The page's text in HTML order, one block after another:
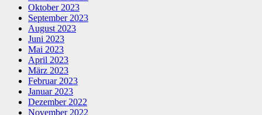
Oktober 2023
September 2023
August 2023
Juni 2023
Mai 2023
April 2023
März 2023
Februar 2023
Januar 2023
Dezember 2022
November 2022